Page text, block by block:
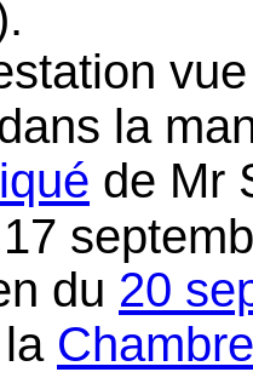
la
de Mr
du 20
Chambre